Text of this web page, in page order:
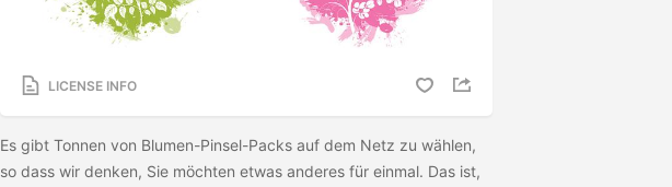
LICENSE INFO
Es gibt Tonnen von Blumen-Pinsel-Packs auf dem Netz zu wählen,
so dass wir denken, Sie möchten etwas anderes für einmal. Das ist,